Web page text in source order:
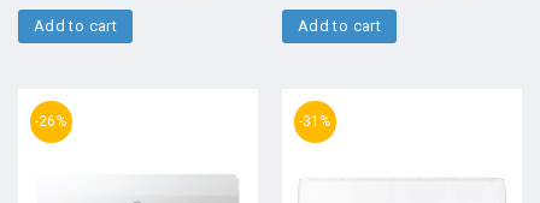
Add to cart Add to cart
-26% -31%